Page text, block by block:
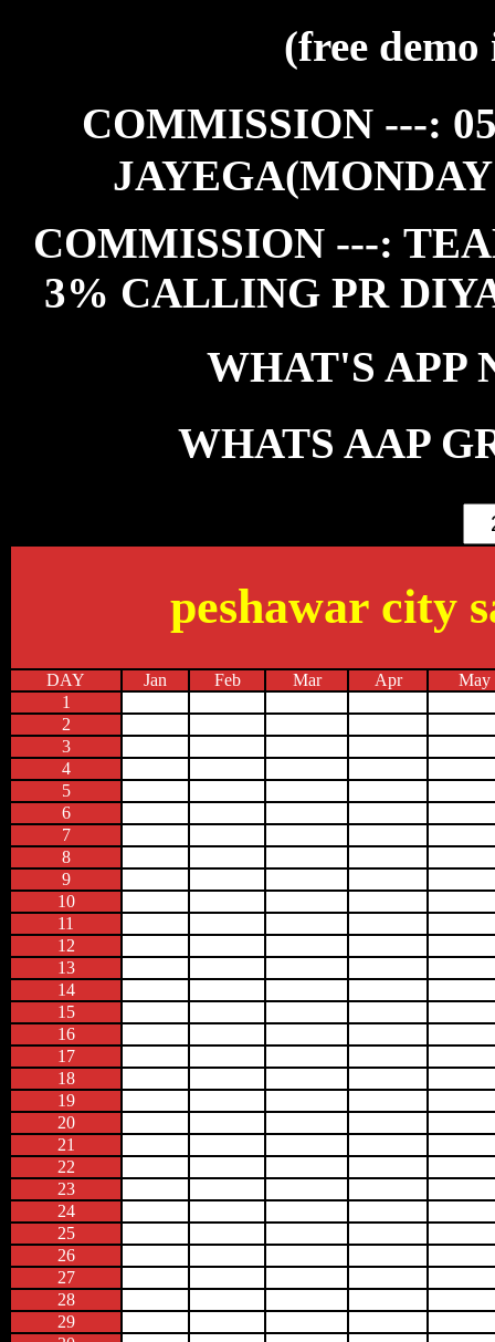
(free
COMMISSION ---:
COMMISSION ---:
3% CALLING PR
WHAT'S APP
WHATS AAP
peshawar city
DAY Jan Feb Mar Apr
May
1
2
3
4
5
6
7
8
9
10
11
12
13
14
15
16
17
18
19
20
21
22
23
24
25
26
27
28
29